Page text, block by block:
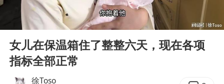
情侣平潭拍日出坠崖1死1伤
央视新主播李秋莹孙亚鹏亮相
黄金牛市回来了吗
商场现钱学森巨幅海报 负责人回应
Play
00:00
女儿在保温箱住了整整六天，现在各项
指标全部正常
徐Toso